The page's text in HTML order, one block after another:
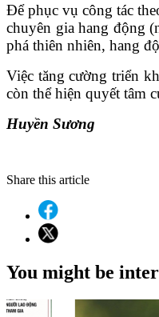
Để phục vụ công tác
chuyên gia hang động
phá thiên nhiên, hang
Việc tăng cường triển
còn thể hiện quyết tâm
Huyền Sương
Share this article
You might be